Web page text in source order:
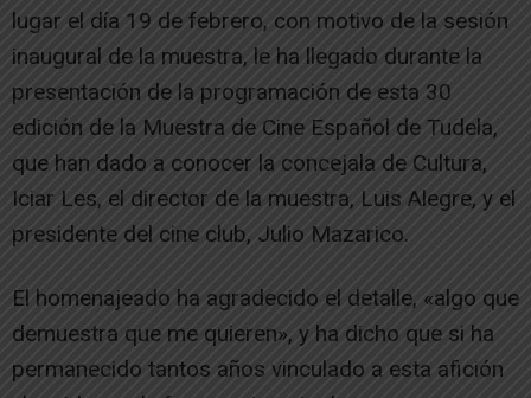
lugar el día 19 de febrero, con motivo de la sesión
inaugural de la muestra, le ha llegado durante la
presentación de la programación de esta 30
edición de la Muestra de Cine Español de Tudela,
que han dado a conocer la concejala de Cultura,
Iciar Les, el director de la muestra, Luis Alegre, y el
presidente del cine club, Julio Mazarico.
El homenajeado ha agradecido el detalle, «algo que
demuestra que me quieren», y ha dicho que si ha
permanecido tantos años vinculado a esta afición